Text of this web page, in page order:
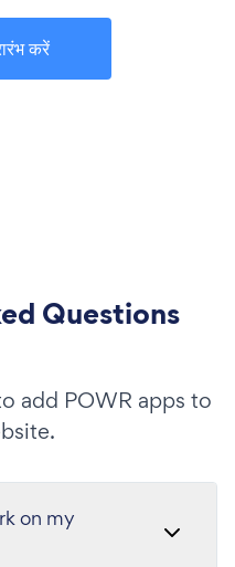
करें
Questions
add POWR apps to
on my